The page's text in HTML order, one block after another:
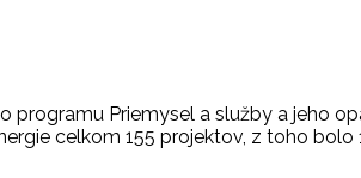
Priemysel a služby a jeho
celkom 155 projektov, z toho bolo